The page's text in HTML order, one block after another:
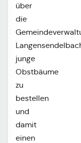
über
die
junge
Obstbäume
zu
bestellen
und
damit
einen